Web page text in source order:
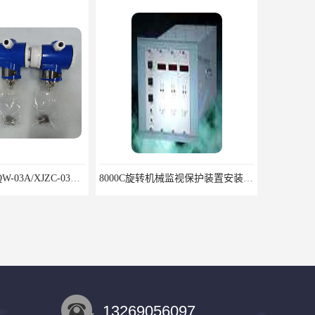
RZQW-03A/HZQW-03A/XJZC-03A汽轮机监测装置 8000C旋转机械监视保护装置安装包装运输调试注意问题
13269056097